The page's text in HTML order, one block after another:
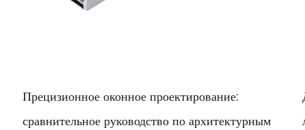
Детали оборудования, которые большинство
людей упускают из виду: выбор правильного